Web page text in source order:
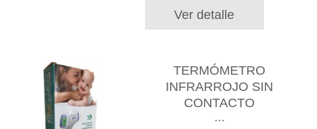
Ver detalle
TERMÓMETRO
INFRARROJO SIN
CONTACTO
...